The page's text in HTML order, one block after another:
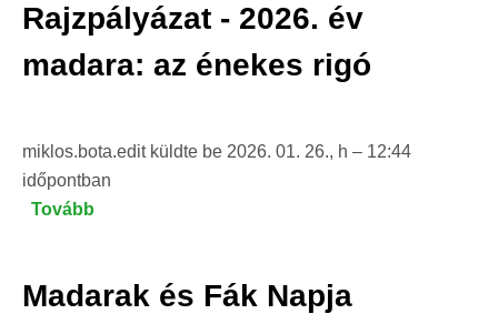
Napja
Verseny
Rajzpályázat - 2026. év
madara: az énekes rigó
miklos.bota.editküldte be 2026. 01. 26., h – 12:44
időpontban
Tovább
év
Madarak és Fák Napja